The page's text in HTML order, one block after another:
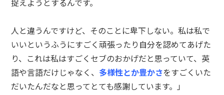
人と違うんですけど、そのことに卑下しない。私は私で
いいというふうにすごく頑張ったり自分を認めてあげた
り、これは私はすごくセブのおかげだと思っていて、英
語や言語だけじゃなく、 多様性とか豊かさをすごくいた
だいたんだなと思ってとても感謝しています。」